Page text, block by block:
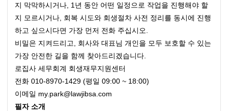
지 막막하시거나, 1년 동안 어떤 일정으로 작업을 진행해야 할
지 모르시거나, 회복 시도와 회생절차 사전 정리를 동시에 진행
하고 싶으시다면 가장 먼저 전화 주십시오.
비밀은 지켜드리고, 회사와 대표님 개인을 모두 보호할 수 있는
가장 안전한 길을 함께 찾아드리겠습니다.
로집사 세무회계 회생재무지원센터
전화 010-8970-1429 (평일 09:00 ~ 18:00)
이메일 my.park@lawjibsa.com
필자 소개